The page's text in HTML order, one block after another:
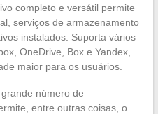
completo e versátil permite
serviços de armazenamento
instalados. Suporta vários
OneDrive, Box e Yandex,
maior para os usuários.
número de
entre outras coisas, o